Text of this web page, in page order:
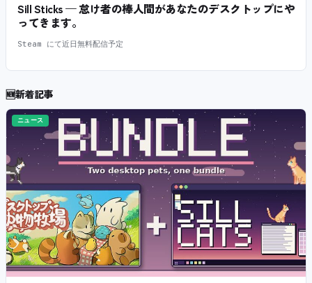
Sill Sticks — 怠け者の棒人間があなたのデスクトップにや
ってきます。
Steam にて近日無料配信予定
🆕新着記事
ニュース